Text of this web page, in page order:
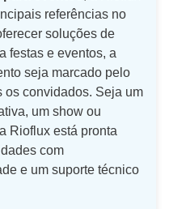
referências no
soluções de
festas e eventos, a
seja marcado pelo
os convidados. Seja um
um show ou
Rioflux está pronta
com
e um suporte técnico